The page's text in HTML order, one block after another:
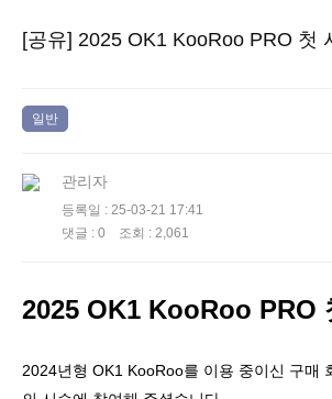
[공유] 2025 OK1 KooRoo PRO 첫
일반
관리자
등록일 : 25-03-21 17:41
댓글 : 0 조회 : 2,061
2025 OK1 KooRoo PRO
2024년형 OK1 KooRoo를 이용 중이신 구매